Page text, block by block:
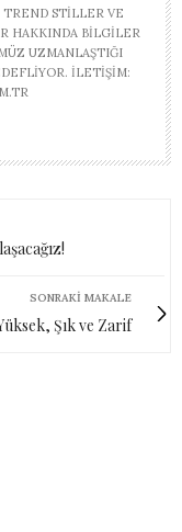
STILLER VE
HAKKINDA BILGILER
UZMANLAŞTIĞI
İLETIŞIM:
SONRAKI MAKALE
Şık ve Zarif